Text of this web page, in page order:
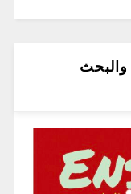
والبحث